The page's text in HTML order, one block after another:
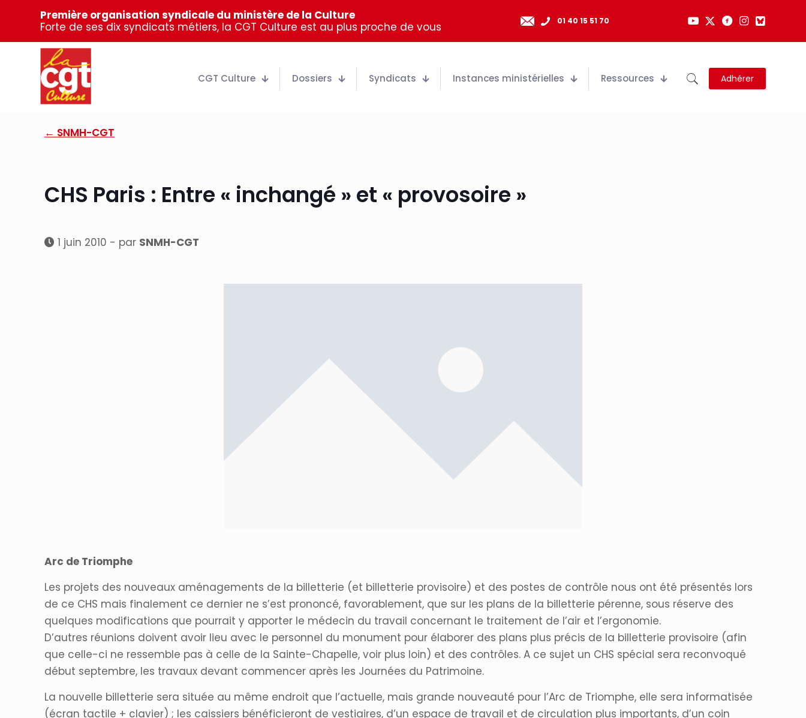
Première organisation syndicale du ministère de la Culture
Forte de ses dix syndicats métiers, la CGT Culture est au plus proche de vous
01 40 15 51 70
CGT Culture Dossiers Syndicats Instances ministérielles Ressources Adhérer
← SNMH-CGT
CHS Paris : Entre « inchangé » et « provosoire »
1 juin 2010 - par SNMH-CGT
Arc de Triomphe
Les projets des nouveaux aménagements de la billetterie (et billetterie provisoire) et des postes de contrôle nous ont été présentés lors
de ce CHS mais finalement ce dernier ne s’est prononcé, favorablement, que sur les plans de la billetterie pérenne, sous réserve des
quelques modifications que pourrait y apporter le médecin du travail concernant le traitement de l’air et l’ergonomie.
D’autres réunions doivent avoir lieu avec le personnel du monument pour élaborer des plans plus précis de la billetterie provisoire (afin
que celle-ci ne ressemble pas à celle de la Sainte-Chapelle, voir plus loin) et des contrôles. A ce sujet un CHS spécial sera reconvoqué
début septembre, les travaux devant commencer après les Journées du Patrimoine.
La nouvelle billetterie sera située au même endroit que l’actuelle, mais grande nouveauté pour l’Arc de Triomphe, elle sera informatisée
(écran tactile + clavier) ; les caissiers bénéficieront de vestiaires, d’un espace de travail et de circulation plus importants, d’un coin